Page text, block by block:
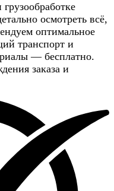
осмотреть всё,
оптимальное
транспорт и
— бесплатно.
заказа и